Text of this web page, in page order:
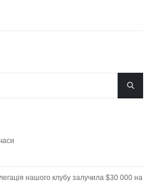
нашого клубу залучила $30 000 на